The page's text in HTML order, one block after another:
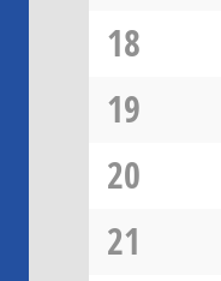
18
19
20
21